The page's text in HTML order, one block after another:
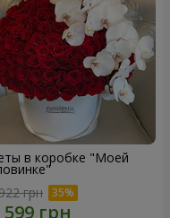
в коробке "Моей
грн